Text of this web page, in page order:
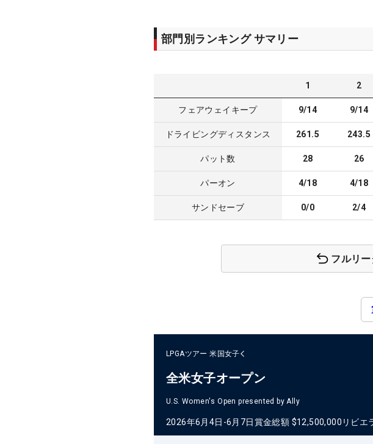
部門別ランキング サマリー
1 2
フェアウェイキープ 9/14 9/14
ドライビングディスタンス 261.5 243.5
パット数 28 26
パーオン 4/18 4/18
サンドセーブ 0/0 2/4
フルリ
LPGAツアー 米国女子
全米女子オープン
U.S. Women's Open presented by Ally
2026年6月4日-6月7日賞金総額 $12,500,000 リビエ